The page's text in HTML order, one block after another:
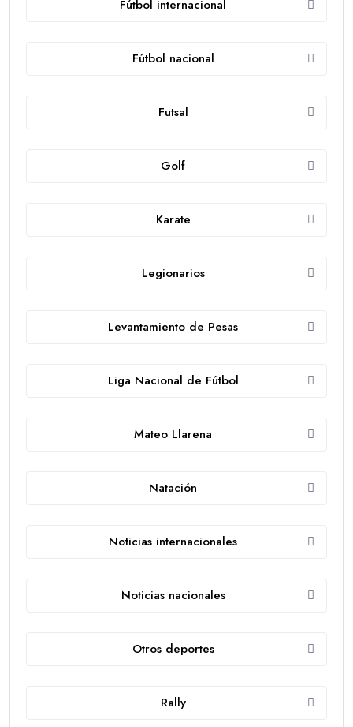
Fútbol internacional
Fútbol nacional
Futsal
Golf
Karate
Legionarios
Levantamiento de Pesas
Liga Nacional de Fútbol
Mateo Llarena
Natación
Noticias internacionales
Noticias nacionales
Otros deportes
Rally